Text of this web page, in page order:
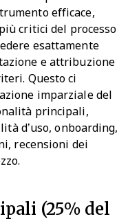
efficace,
critici del processo
esattamente
e attribuzione
Questo ci
imparziale del
principali,
d’uso, onboarding,
recensioni dei
(25% del